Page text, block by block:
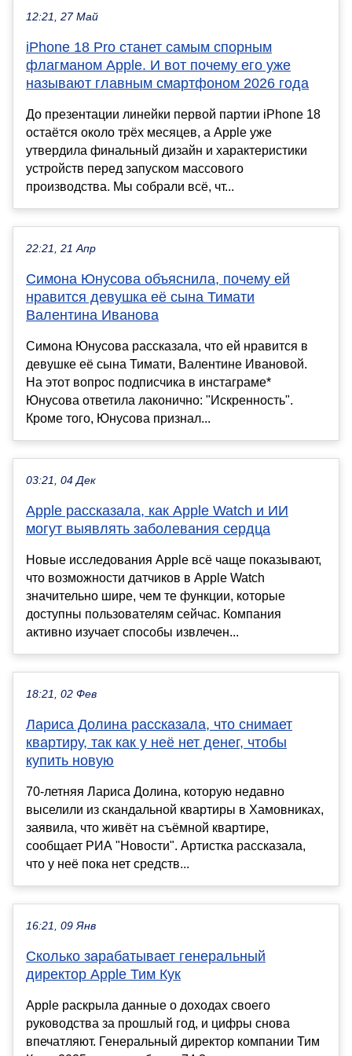
12:21, 27 Май
iPhone 18 Pro станет самым спорным
флагманом Apple. И вот почему его уже
называют главным смартфоном 2026 года
До презентации линейки первой партии iPhone 18
остаётся около трёх месяцев, а Apple уже
утвердила финальный дизайн и характеристики
устройств перед запуском массового
производства. Мы собрали всё, чт...
22:21, 21 Апр
Симона Юнусова объяснила, почему ей
нравится девушка её сына Тимати
Валентина Иванова
Симона Юнусова рассказала, что ей нравится в
девушке её сына Тимати, Валентине Ивановой.
На этот вопрос подписчика в инстаграме*
Юнусова ответила лаконично: "Искренность".
Кроме того, Юнусова признал...
03:21, 04 Дек
Apple рассказала, как Apple Watch и ИИ
могут выявлять заболевания сердца
Новые исследования Apple всё чаще показывают,
что возможности датчиков в Apple Watch
значительно шире, чем те функции, которые
доступны пользователям сейчас. Компания
активно изучает способы извлечен...
18:21, 02 Фев
Лариса Долина рассказала, что снимает
квартиру, так как у неё нет денег, чтобы
купить новую
70-летняя Лариса Долина, которую недавно
выселили из скандальной квартиры в Хамовниках,
заявила, что живёт на съёмной квартире,
сообщает РИА "Новости". Артистка рассказала,
что у неё пока нет средств...
16:21, 09 Янв
Сколько зарабатывает генеральный
директор Apple Тим Кук
Apple раскрыла данные о доходах своего
руководства за прошлый год, и цифры снова
впечатляют. Генеральный директор компании Тим